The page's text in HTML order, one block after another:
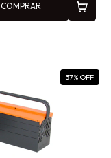
COMPRAR
37% OFF